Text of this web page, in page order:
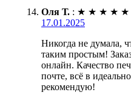
Оля Т. : ★ ★ ★ ★ ★
17.01.2025
Никогда не думала,
таким простым!
онлайн. Качество
почте, всё в
рекомендую!